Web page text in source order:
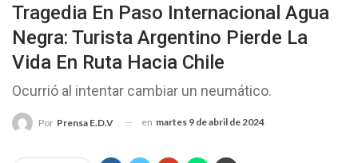
Tragedia En Paso Internacional Agua
Negra: Turista Argentino Pierde La
Vida En Ruta Hacia Chile
Ocurrió al intentar cambiar un neumático.
Por Prensa E.D.V en martes 9 de abril de 2024